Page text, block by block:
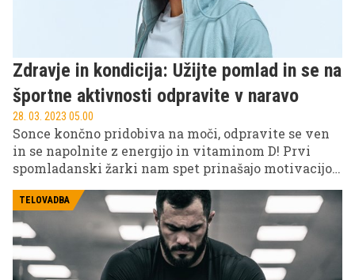
Zdravje in kondicija: Užijte pomlad in se na
športne aktivnosti odpravite v naravo
28. 03. 2023 05.00
Sonce končno pridobiva na moči, odpravite se ven
in se napolnite z energijo in vitaminom D! Prvi
spomladanski žarki nam spet prinašajo motivacijo
evforije toplejšega vremena in izboljšajte svojo
kondicijo, saj nam pomlad ponuja celo vrsto
športnih aktivnosti. Naj vas naši nasveti
navdihnejo!
TELOVADBA